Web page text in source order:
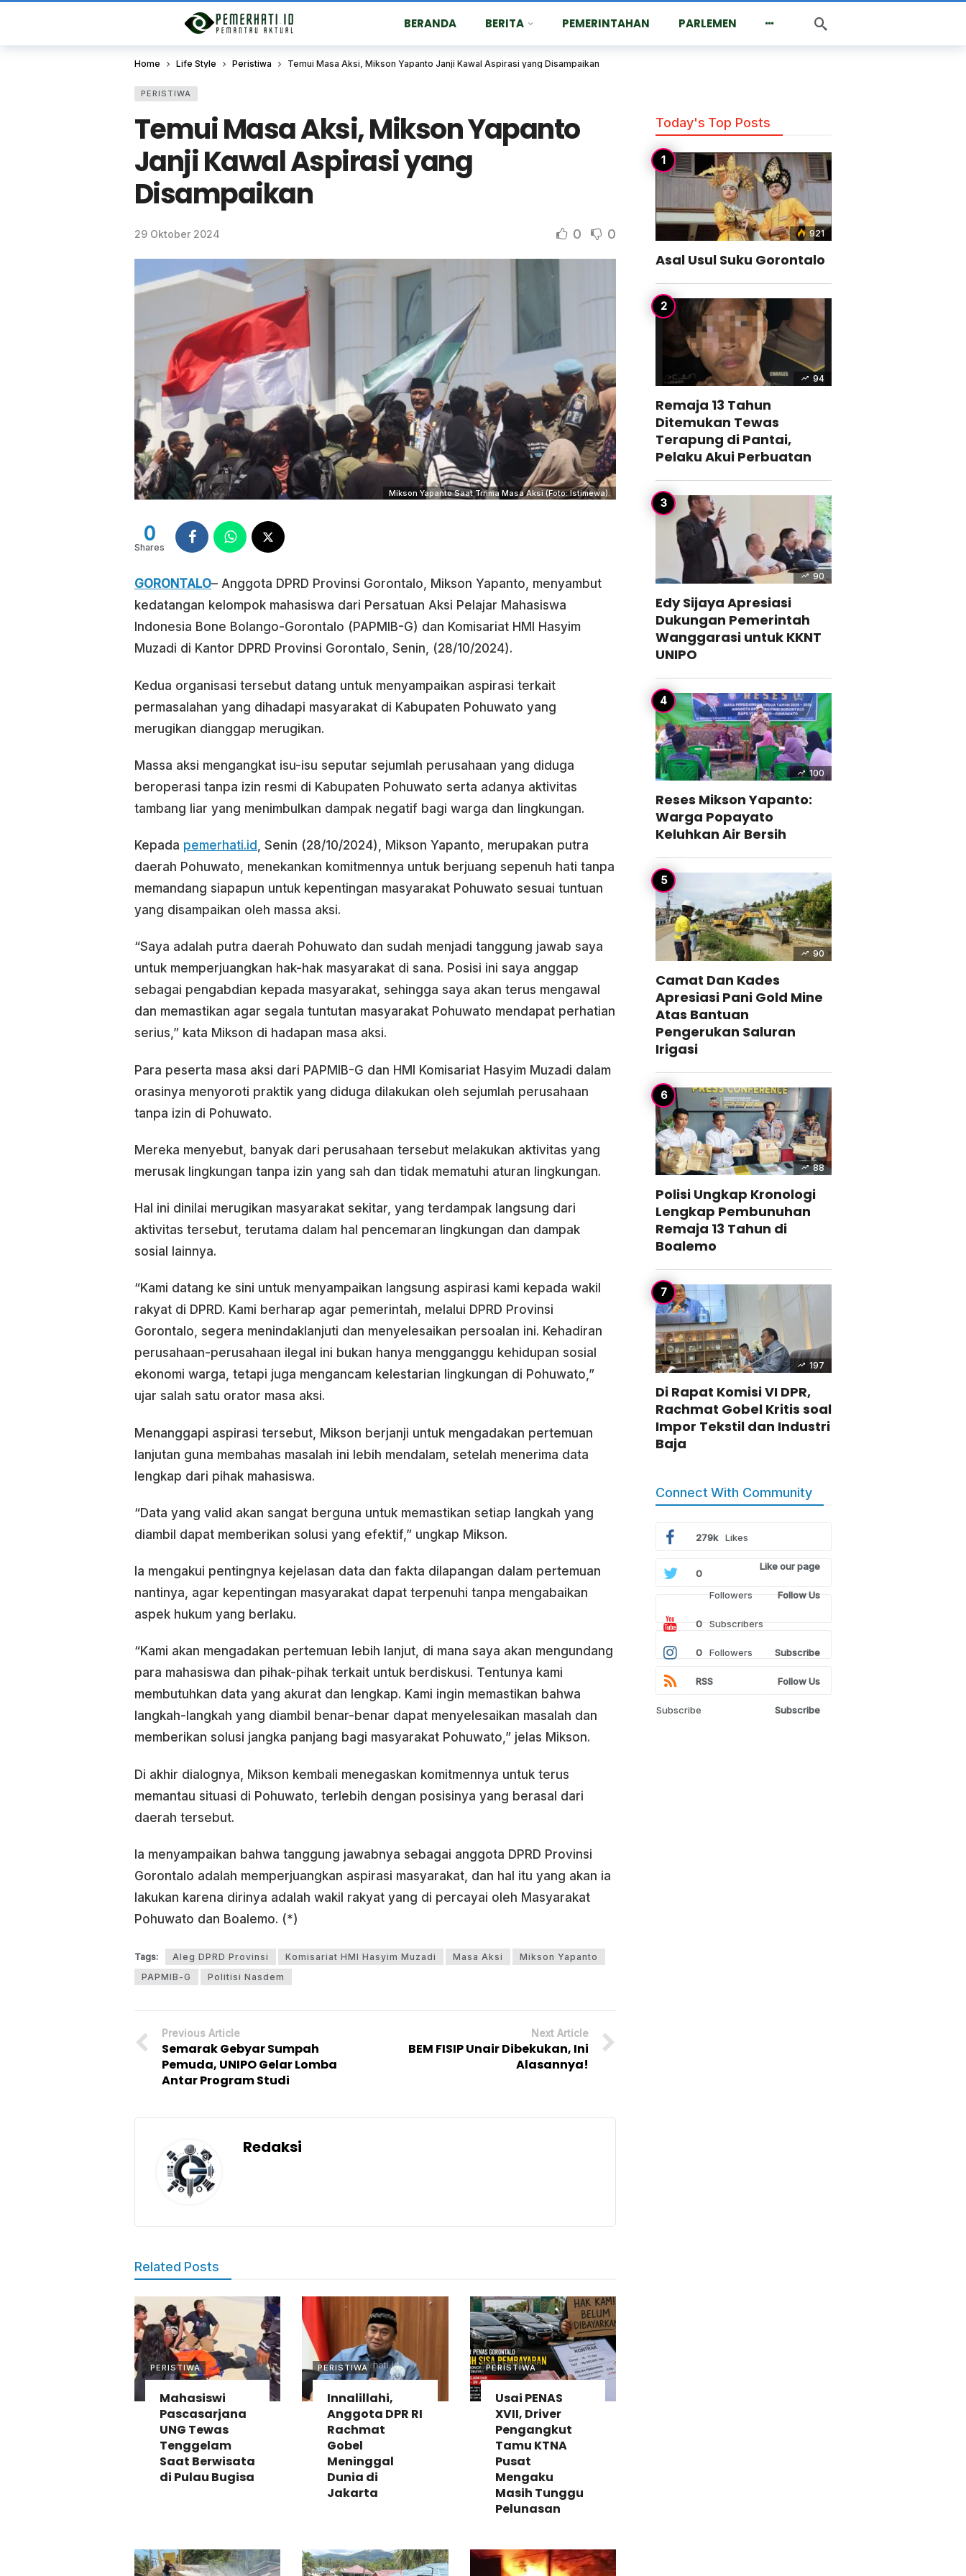
BERANDA BERITA PEMERINTAHAN PARLEMEN
Home Life Style Peristiwa Temui Masa Aksi, Mikson Yapanto Janji Kawal Aspirasi yang Disampaikan
PERISTIWA
Temui Masa Aksi, Mikson Yapanto
Janji Kawal Aspirasi yang
Disampaikan
29 Oktober 2024 0 0
Mikson Yapanto Saat Trrima Masa Aksi (Foto: Istimewa).
0
Shares
GORONTALO– Anggota DPRD Provinsi Gorontalo, Mikson Yapanto, menyambut
kedatangan kelompok mahasiswa dari Persatuan Aksi Pelajar Mahasiswa
Indonesia Bone Bolango-Gorontalo (PAPMIB-G) dan Komisariat HMI Hasyim
Muzadi di Kantor DPRD Provinsi Gorontalo, Senin, (28/10/2024).
Kedua organisasi tersebut datang untuk menyampaikan aspirasi terkait
permasalahan yang dihadapi masyarakat di Kabupaten Pohuwato yang
merugikan dianggap merugikan.
Massa aksi mengangkat isu-isu seputar sejumlah perusahaan yang diduga
beroperasi tanpa izin resmi di Kabupaten Pohuwato serta adanya aktivitas
tambang liar yang menimbulkan dampak negatif bagi warga dan lingkungan.
Kepada pemerhati.id , Senin (28/10/2024), Mikson Yapanto, merupakan putra
daerah Pohuwato, menekankan komitmennya untuk berjuang sepenuh hati tanpa
memandang siapapun untuk kepentingan masyarakat Pohuwato sesuai tuntuan
yang disampaikan oleh massa aksi.
“Saya adalah putra daerah Pohuwato dan sudah menjadi tanggung jawab saya
untuk memperjuangkan hak-hak masyarakat di sana. Posisi ini saya anggap
sebagai pengabdian kepada masyarakat, sehingga saya akan terus mengawal
dan memastikan agar segala tuntutan masyarakat Pohuwato mendapat perhatian
serius,” kata Mikson di hadapan masa aksi.
Para peserta masa aksi dari PAPMIB-G dan HMI Komisariat Hasyim Muzadi dalam
orasinya menyoroti praktik yang diduga dilakukan oleh sejumlah perusahaan
tanpa izin di Pohuwato.
Mereka menyebut, banyak dari perusahaan tersebut melakukan aktivitas yang
merusak lingkungan tanpa izin yang sah dan tidak mematuhi aturan lingkungan.
Hal ini dinilai merugikan masyarakat sekitar, yang terdampak langsung dari
aktivitas tersebut, terutama dalam hal pencemaran lingkungan dan dampak
sosial lainnya.
“Kami datang ke sini untuk menyampaikan langsung aspirasi kami kepada wakil
rakyat di DPRD. Kami berharap agar pemerintah, melalui DPRD Provinsi
Gorontalo, segera menindaklanjuti dan menyelesaikan persoalan ini. Kehadiran
perusahaan-perusahaan ilegal ini bukan hanya mengganggu kehidupan sosial
ekonomi warga, tetapi juga mengancam kelestarian lingkungan di Pohuwato,”
ujar salah satu orator masa aksi.
Menanggapi aspirasi tersebut, Mikson berjanji untuk mengadakan pertemuan
lanjutan guna membahas masalah ini lebih mendalam, setelah menerima data
lengkap dari pihak mahasiswa.
“Data yang valid akan sangat berguna untuk memastikan setiap langkah yang
diambil dapat memberikan solusi yang efektif,” ungkap Mikson.
Ia mengakui pentingnya kejelasan data dan fakta dilapangan dalam pertemuan
nantinya, agar kepentingan masyarakat dapat terpenuhi tanpa mengabaikan
aspek hukum yang berlaku.
“Kami akan mengadakan pertemuan lebih lanjut, di mana saya akan mengundang
para mahasiswa dan pihak-pihak terkait untuk berdiskusi. Tentunya kami
membutuhkan data yang akurat dan lengkap. Kami ingin memastikan bahwa
langkah-langkah yang diambil benar-benar dapat menyelesaikan masalah dan
memberikan solusi jangka panjang bagi masyarakat Pohuwato,” jelas Mikson.
Di akhir dialognya, Mikson kembali menegaskan komitmennya untuk terus
memantau situasi di Pohuwato, terlebih dengan posisinya yang berasal dari
daerah tersebut.
Ia menyampaikan bahwa tanggung jawabnya sebagai anggota DPRD Provinsi
Gorontalo adalah memperjuangkan aspirasi masyarakat, dan hal itu yang akan ia
lakukan karena dirinya adalah wakil rakyat yang di percayai oleh Masyarakat
Pohuwato dan Boalemo. (*)
Tags: Aleg DPRD Provinsi Komisariat HMI Hasyim Muzadi Masa Aksi
Mikson Yapanto
PAPMIB-G
Politisi Nasdem
Previous Article
Semarak Gebyar Sumpah
Pemuda, UNIPO Gelar Lomba
Antar Program Studi
Next Article
BEM FISIP Unair Dibekukan, Ini
Alasannya!
Redaksi
Related Posts
PERISTIWA
Mahasiswi
Pascasarjana
UNG Tewas
Tenggelam
Saat Berwisata
di Pulau Bugisa
PERISTIWA
Innalillahi,
Anggota DPR RI
Rachmat
Gobel
Meninggal
Dunia di
Jakarta
PERISTIWA
Usai PENAS
XVII, Driver
Pengangkut
Tamu KTNA
Pusat
Mengaku
Masih Tunggu
Pelunasan
Today's Top Posts
921
Asal Usul Suku Gorontalo
94
Remaja 13 Tahun
Ditemukan Tewas
Terapung di Pantai,
Pelaku Akui Perbuatan
90
Edy Sijaya Apresiasi
Dukungan Pemerintah
Wanggarasi untuk KKNT
UNIPO
100
Reses Mikson Yapanto:
Warga Popayato
Keluhkan Air Bersih
90
Camat Dan Kades
Apresiasi Pani Gold Mine
Atas Bantuan
Pengerukan Saluran
Irigasi
88
Polisi Ungkap Kronologi
Lengkap Pembunuhan
Remaja 13 Tahun di
Boalemo
197
Di Rapat Komisi VI DPR,
Rachmat Gobel Kritis soal
Impor Tekstil dan Industri
Baja
Connect With Community
279k Likes
Like our page
0
Followers
Follow Us
0 Subscribers
Subscribe
0 Followers
Follow Us
RSS
Subscribe Subscribe